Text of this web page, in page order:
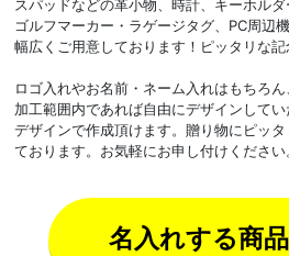
スパッドなどの革小物、時計、キーホルダ
ゴルフマーカー・ラゲージタグ、PC周辺
幅広くご用意しております！ピッタリな記
ロゴ入れやお名前・ネーム入れはもちろん
加工範囲内であれば自由にデザインして
デザインで作成頂けます。贈り物にピッ
ております。お気軽にお申し付けください
名入れする商